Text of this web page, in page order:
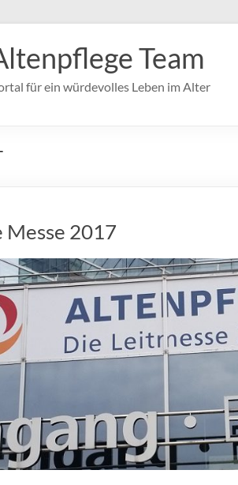
Team
für ein würdevolles Leben im Alter
2017